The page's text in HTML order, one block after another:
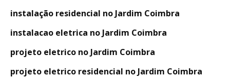
instalação residencial no Jardim Coimbra
instalacao eletrica no Jardim Coimbra
projeto eletrico no Jardim Coimbra
projeto eletrico residencial no Jardim Coimbra